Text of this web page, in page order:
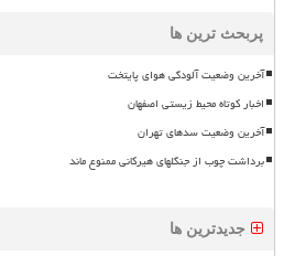
پربحث ترین ها
آخرین وضعیت آلودگی هوای پایتخت
اخبار کوتاه محیط زیستی اصفهان
آخرین وضعیت سدهای تهران
برداشت چوب از جنگلهای هیرکانی ممنوع ماند
جدیدترین ها